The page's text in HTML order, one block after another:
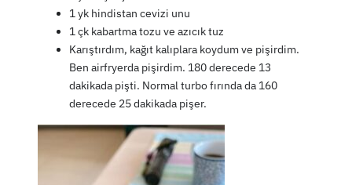
1 yk hindistan cevizi unu
1 çk kabartma tozu ve azıcık tuz
Karıştırdım, kağıt kalıplara koydum ve pişirdim.
Ben airfryerda pişirdim. 180 derecede 13
dakikada pişti. Normal turbo fırında da 160
derecede 25 dakikada pişer.